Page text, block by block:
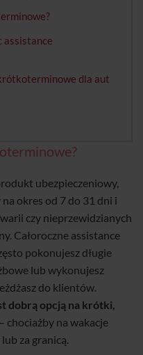
assistance
dla aut
ubezpieczeniowy,
okres od 7 do 31 dni i
czy nieprzewidzianych
Całoroczne assistance
pokonujesz długie
lub wykonujesz
do klientów.
dobrą opcją na krótki,
– chociażby na wakacje
za granicą.